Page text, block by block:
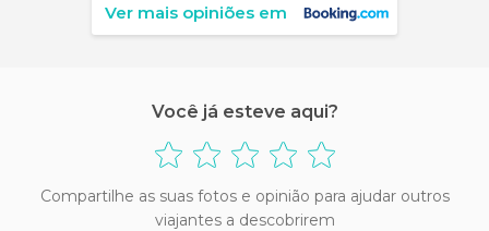
Ver mais opiniões em
Você já esteve aqui?
Compartilhe as suas fotos e opinião para ajudar outros
viajantes a descobrirem